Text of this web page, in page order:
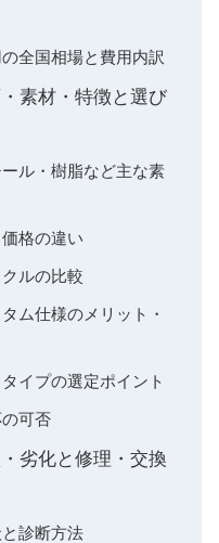
全国相場と費用内訳
素材・特徴と選び
ル・樹脂など主な素
格の違い
ルの比較
ム仕様のメリット・
イプの選定ポイント
可否
劣化と修理・交換
診断方法